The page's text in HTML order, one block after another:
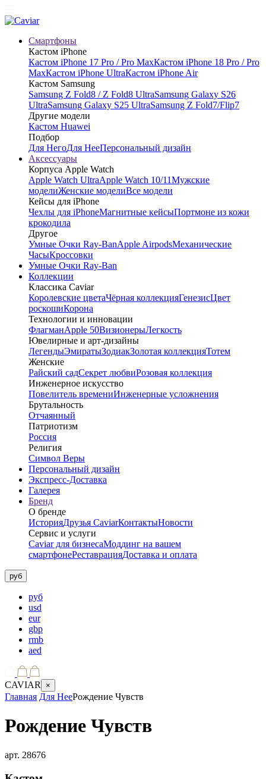
Смартфоны
Кастом iPhone
Кастом iPhone 17 Pro / Pro MaxКастом iPhone 18 Pro / Pro
MaxКастом iPhone UltraКастом iPhone Air
Кастом Samsung
Samsung Z Fold8 / Z Fold8 UltraSamsung Galaxy S26
UltraSamsung Galaxy S25 UltraSamsung Z Fold7/Flip7
Другие модели
Кастом Huawei
Подбор
Для НегоДля НееПерсональный дизайн
Аксессуары
Корпуса Apple Watch
Apple Watch UltraApple Watch 10/11Мужские
моделиЖенские моделиВсе модели
Кейсы для iPhone
Чехлы для iPhoneМагнитные кейсыПортмоне из кожи
крокодила
Другое
Умные Очки Ray-BanApple AirpodsМеханические
ЧасыКроссовки
Умные Очки Ray-Ban
Коллекции
Классика Caviar
Королевские цветаЧёрная коллекцияГенезисЦвет
роскошиКорона
Технологии и инновации
ФлагманApple 50ВизионерыЛегкость
Ювелирные и арт-дизайны
ЛегендыЭмиратыЗодиакЗолотая коллекцияТотем
Женские
Райский садСекрет любвиРозовая коллекция
Инженерное искусство
Повелитель времениИнженерные усложнения
Брутальность
Отчаянный
Патриотизм
Россия
Религия
Символ Веры
Персональный дизайн
Экспресс-Доставка
Галерея
Бренд
О бренде
ИсторияДрузья CaviarКонтактыНовости
Сервис и услуги
Caviar для бизнесаМоддинг на вашем
смартфонеРеставрацияДоставка и оплата
руб
руб
usd
eur
gbp
rmb
aed
CAVIAR ×
Главная Для НееРождение Чувств
Рождение Чувств
арт. 28676